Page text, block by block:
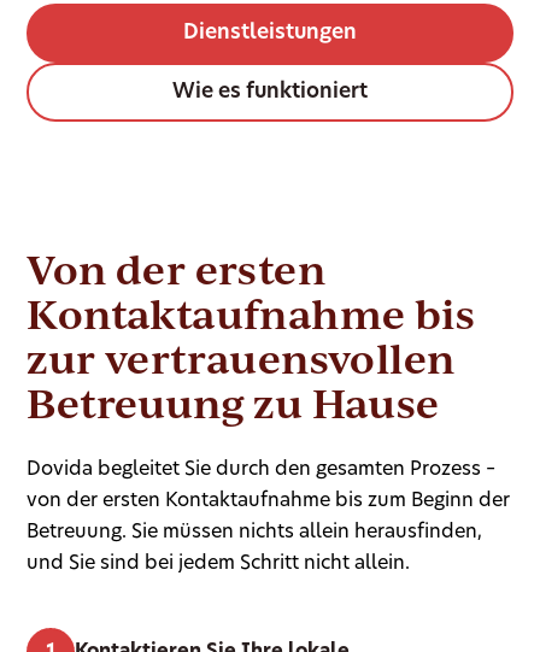
Dienstleistungen
Wie es funktioniert
Von der ersten
Kontaktaufnahme bis
zur vertrauensvollen
Betreuung zu Hause
Dovida begleitet Sie durch den gesamten Prozess –
von der ersten Kontaktaufnahme bis zum Beginn der
Betreuung. Sie müssen nichts allein herausfinden,
und Sie sind bei jedem Schritt nicht allein.